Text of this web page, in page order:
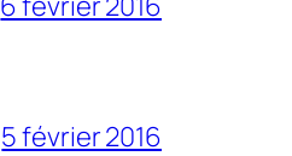
5 février 2016